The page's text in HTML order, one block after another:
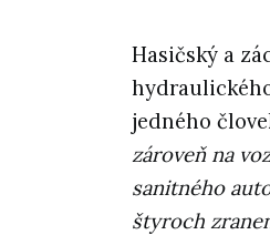
Hasičský a
jedného
zároveň na
sanitného
štyroch